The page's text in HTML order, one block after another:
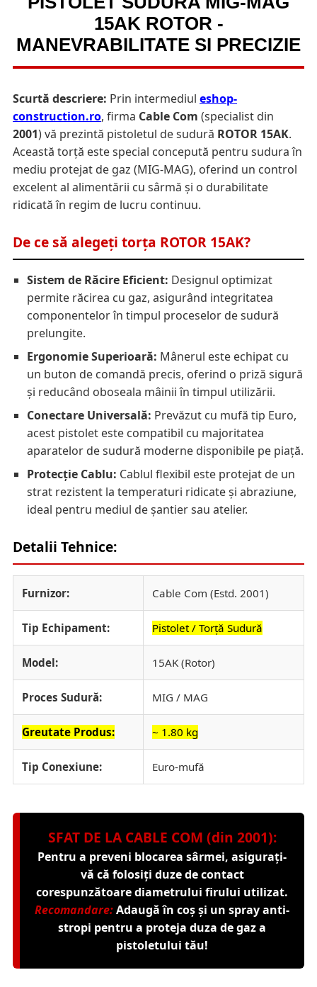
15AK ROTOR -
MANEVRABILITATE SI PRECIZIE
Scurtă descriere: Prin intermediul eshop-
construction.ro, firma Cable Com (specialist din
2001) vă prezintă pistoletul de sudură ROTOR 15AK.
Această torță este special concepută pentru sudura în
mediu protejat de gaz (MIG-MAG), oferind un control
excelent al alimentării cu sârmă și o durabilitate
ridicată în regim de lucru continuu.
De ce să alegeți torța ROTOR 15AK?
Sistem de Răcire Eficient: Designul optimizat
permite răcirea cu gaz, asigurând integritatea
componentelor în timpul proceselor de sudură
prelungite.
Ergonomie Superioară: Mânerul este echipat cu
un buton de comandă precis, oferind o priză sigură
și reducând oboseala mâinii în timpul utilizării.
Conectare Universală: Prevăzut cu mufă tip Euro,
acest pistolet este compatibil cu majoritatea
aparatelor de sudură moderne disponibile pe piață.
Protecție Cablu: Cablul flexibil este protejat de un
strat rezistent la temperaturi ridicate și abraziune,
ideal pentru mediul de șantier sau atelier.
Detalii Tehnice:
Furnizor: Cable Com (Estd. 2001)
Tip Echipament: Pistolet / Torță Sudură
Model: 15AK (Rotor)
Proces Sudură: MIG / MAG
Greutate Produs: ~ 1.80 kg
Tip Conexiune: Euro-mufă
SFAT DE LA CABLE COM (din 2001):
Pentru a preveni blocarea sârmei, asigurați-
vă că folosiți duze de contact
corespunzătoare diametrului firului utilizat.
Recomandare:Adaugă în coș și un spray anti-
stropi pentru a proteja duza de gaz a
pistoletului tău!